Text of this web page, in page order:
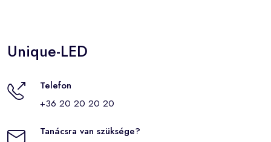
Unique-LED
Telefon
+36 20 20 20 20
Tanácsra van szüksége?